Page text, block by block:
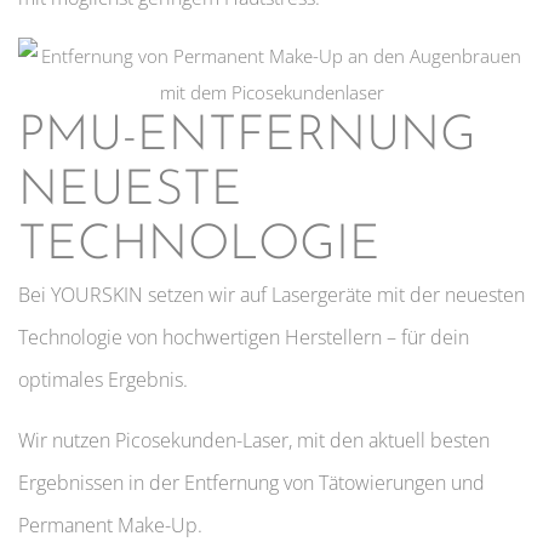
PMU-ENTFERNUNG
NEUESTE
TECHNOLOGIE
Bei YOURSKIN setzen wir auf Lasergeräte mit der neuesten
Technologie von hochwertigen Herstellern – für dein
optimales Ergebnis.
Wir nutzen Picosekunden-Laser, mit den aktuell besten
Ergebnissen in der Entfernung von Tätowierungen und
Permanent Make-Up.